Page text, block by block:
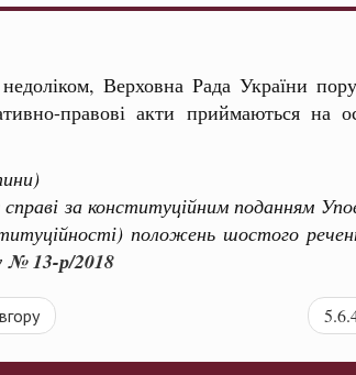
Верховна Рада України
правові акти приймаються на
за конституційним поданням
положень шостого
№ 13-р/2018
вгору